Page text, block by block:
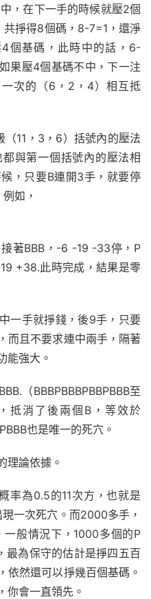
，在下一手的時候就壓2個
共掙得8個碼，8-7=1，還淨
個基碼，此時中的話，6-
果壓4個基碼不中，下一注
次的（6，2，4）相互抵
11，3，6）括號內的壓法
與第一個括號內的壓法相
，只要B連開3手，就要停
如，
著BBB，-6 -19 -33停，P
+38.此時完成，結果是零
一手就掙錢，後9手，只要
而且不要求連中兩手，隔著
能強大。
（BBBPBBBPBBPBBB至
抵消了後兩個B，等效於
也是唯一的死穴。
理論依據。
率為0.5的11次方，也就是
一次死穴。而2000多手，
般情況下，1000多個的P
為保守的估計是掙四五百
依然還可以掙幾百個基碼。
你會一直領先。